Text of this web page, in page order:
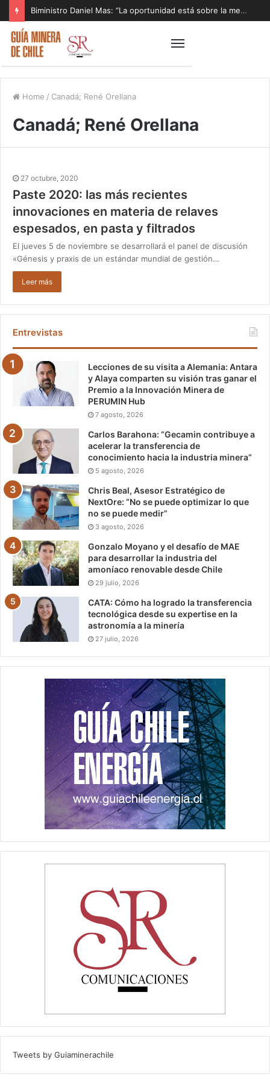
Biministro Daniel Mas: “La oportunidad está sobre la mesa y tenemos que aprovecharla”
Home / Canadá; René Orellana
Canadá; René Orellana
27 octubre, 2020
Paste 2020: las más recientes
innovaciones en materia de relaves
espesados, en pasta y filtrados
El jueves 5 de noviembre se desarrollará el panel de discusión
«Génesis y praxis de un estándar mundial de gestión…
Leer más
Entrevistas
Lecciones de su visita a Alemania: Antara
y Alaya comparten su visión tras ganar el
Premio a la Innovación Minera de
PERUMIN Hub
7 agosto, 2026
Carlos Barahona: “Gecamin contribuye a
acelerar la transferencia de
conocimiento hacia la industria minera”
5 agosto, 2026
Chris Beal, Asesor Estratégico de
NextOre: “No se puede optimizar lo que
no se puede medir”
3 agosto, 2026
Gonzalo Moyano y el desafío de MAE
para desarrollar la industria del
amoníaco renovable desde Chile
29 julio, 2026
CATA: Cómo ha logrado la transferencia
tecnológica desde su expertise en la
astronomía a la minería
27 julio, 2026
Tweets by Guiaminerachile